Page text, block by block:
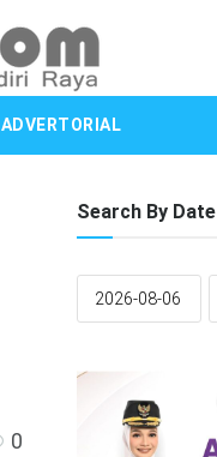
ADVERTORIAL
0
Search By Date